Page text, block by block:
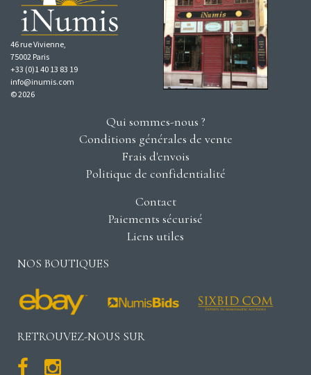
46 rue Vivienne,
75002 Paris
+33 (0)1 40 13 83 19
info@inumis.com
© 2026
Qui sommes-nous ?
Conditions générales de vente
Frais d'envois
Politique de confidentialité
Contact
Paiements sécurisé
Liens utiles
NOS BOUTIQUES
RETROUVEZ-NOUS SUR